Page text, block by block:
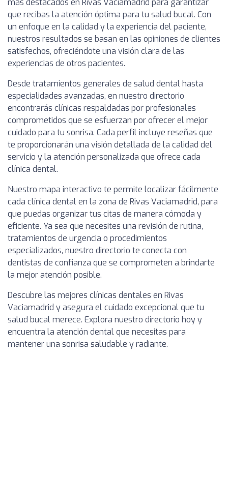
más destacados en Rivas Vaciamadrid para garantizar
que recibas la atención óptima para tu salud bucal. Con
un enfoque en la calidad y la experiencia del paciente,
nuestros resultados se basan en las opiniones de clientes
satisfechos, ofreciéndote una visión clara de las
experiencias de otros pacientes.
Desde tratamientos generales de salud dental hasta
especialidades avanzadas, en nuestro directorio
encontrarás clínicas respaldadas por profesionales
comprometidos que se esfuerzan por ofrecer el mejor
cuidado para tu sonrisa. Cada perfil incluye reseñas que
te proporcionarán una visión detallada de la calidad del
servicio y la atención personalizada que ofrece cada
clínica dental.
Nuestro mapa interactivo te permite localizar fácilmente
cada clínica dental en la zona de Rivas Vaciamadrid, para
que puedas organizar tus citas de manera cómoda y
eficiente. Ya sea que necesites una revisión de rutina,
tratamientos de urgencia o procedimientos
especializados, nuestro directorio te conecta con
dentistas de confianza que se comprometen a brindarte
la mejor atención posible.
Descubre las mejores clínicas dentales en Rivas
Vaciamadrid y asegura el cuidado excepcional que tu
salud bucal merece. Explora nuestro directorio hoy y
encuentra la atención dental que necesitas para
mantener una sonrisa saludable y radiante.